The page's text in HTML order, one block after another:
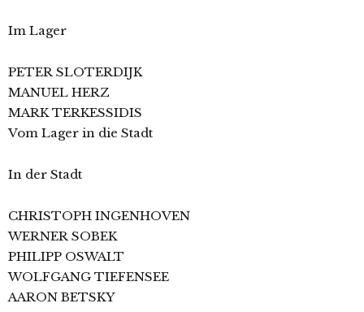
Im Lager
PETER SLOTERDIJK
MANUEL HERZ
MARK TERKESSIDIS
Vom Lager in die Stadt
In der Stadt
CHRISTOPH INGENHOVEN
WERNER SOBEK
PHILIPP OSWALT
WOLFGANG TIEFENSEE
AARON BETSKY